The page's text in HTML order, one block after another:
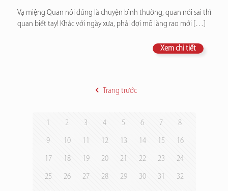
Vạ miệng Quan nói đúng là chuyện bình thường, quan nói sai thì
quan biết tay! Khác với ngày xưa, phải đợi mõ làng rao mới […]
Xem chi tiết
Trang trước
1 2 3 4 5 6 7 8
9 10 11 12 13 14 15 16
17 18 19 20 21 22 23 24
25 26 27 28 29 30 31 32